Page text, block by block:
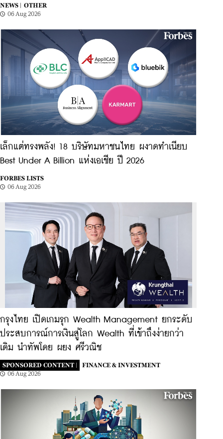
NEWS |
OTHER
06 Aug 2026
เล็กแต่ทรงพลัง! 18 บริษัทมหาชนไทย ผงาดทำเนียบ
Best Under A Billion แห่งเอเชีย ปี 2026
FORBES LISTS
06 Aug 2026
กรุงไทย เปิดเกมรุก Wealth Management ยกระดับ
ประสบการณ์การเงินสู่โลก Wealth ที่เข้าถึงง่ายกว่า
เดิม นำทัพโดย ผยง ศรีวณิช
SPONSORED CONTENT |
FINANCE & INVESTMENT
06 Aug 2026